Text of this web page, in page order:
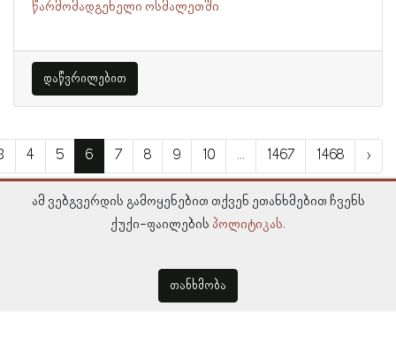
წარმომადგენელი ოსმალეთში
დაწვრილებით
4 5 6 7 8 9 10 ... 1467 1468 ›
ამ ვებგვერდის გამოყენებით თქვენ ეთანხმებით ჩვენს
ქუქი-ფაილების პოლიტიკას.
თანხმობა